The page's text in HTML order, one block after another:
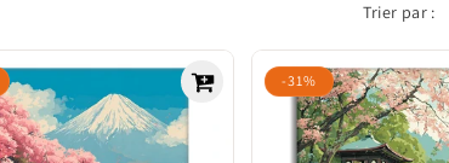
Trier par :
-31%